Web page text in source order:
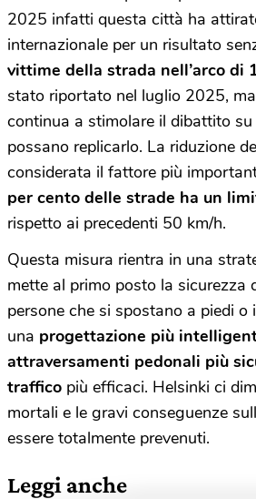
2025 infatti questa città ha
internazionale per un risultato
vittime della strada nell’arco di
stato riportato nel luglio 2025,
continua a stimolare il dibattito
possano replicarlo. La riduzione
considerata il fattore più
per cento delle strade ha un
rispetto ai precedenti 50 km/h.
Questa misura rientra in una
mette al primo posto la sicurezza
persone che si spostano a piedi o
una progettazione più
attraversamenti pedonali più
traffico più efficaci. Helsinki ci
mortali e le gravi conseguenze
essere totalmente prevenuti.
Leggi anche